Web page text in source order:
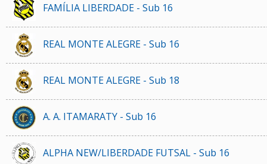
FAMÍLIA LIBERDADE - Sub 16
REAL MONTE ALEGRE - Sub 16
REAL MONTE ALEGRE - Sub 18
A. A. ITAMARATY - Sub 16
ALPHA NEW/LIBERDADE FUTSAL - Sub 16